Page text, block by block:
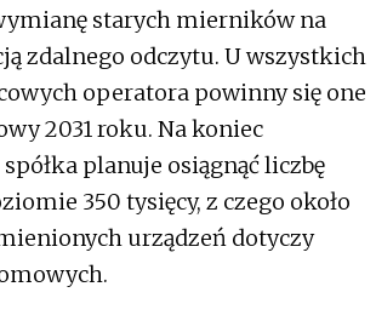
starych mierników na
zdalnego odczytu. U wszystkich
operatora powinny się one
2031 roku. Na koniec
planuje osiągnąć liczbę
350 tysięcy, z czego około
urządzeń dotyczy